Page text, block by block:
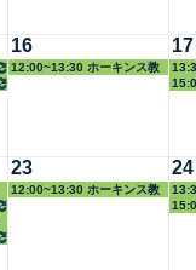
16
12:00~13:30 ホーキンス教
17
23
12:00~13:30 ホーキンス教
24